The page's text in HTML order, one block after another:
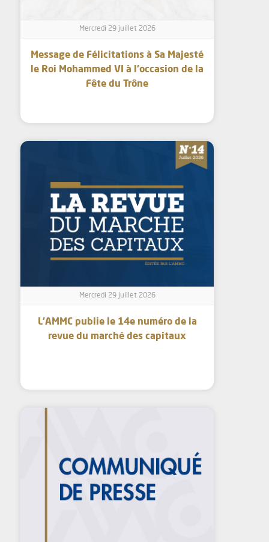
Mercredi 29 juillet 2026
Message de Félicitations à Sa Majesté
le Roi Mohammed VI à l’occasion de la
Fête du Trône
Mercredi 29 juillet 2026
L’AMMC publie le 14e numéro de la
revue du marché des capitaux